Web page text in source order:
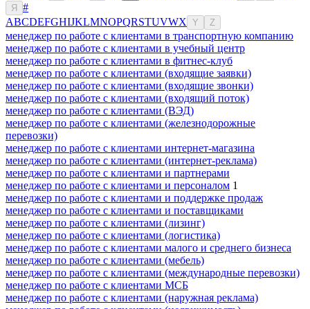
Я
#
ABCDEFGHIJKLMNOPQRSTUVWX Y Z
менеджер по работе с клиентами в транспортную компанию
менеджер по работе с клиентами в учебный центр
менеджер по работе с клиентами в фитнес-клуб
менеджер по работе с клиентами (входящие заявки)
менеджер по работе с клиентами (входящие звонки)
менеджер по работе с клиентами (входящий поток)
менеджер по работе с клиентами (ВЭД)
менеджер по работе с клиентами (железнодорожные
перевозки)
менеджер по работе с клиентами интернет-магазина
менеджер по работе с клиентами (интернет-реклама)
менеджер по работе с клиентами и партнерами
менеджер по работе с клиентами и персоналом 1
менеджер по работе с клиентами и поддержке продаж
менеджер по работе с клиентами и поставщиками
менеджер по работе с клиентами (лизинг)
менеджер по работе с клиентами (логистика)
менеджер по работе с клиентами малого и среднего бизнеса
менеджер по работе с клиентами (мебель)
менеджер по работе с клиентами (международные перевозки)
менеджер по работе с клиентами МСБ
менеджер по работе с клиентами (наружная реклама)